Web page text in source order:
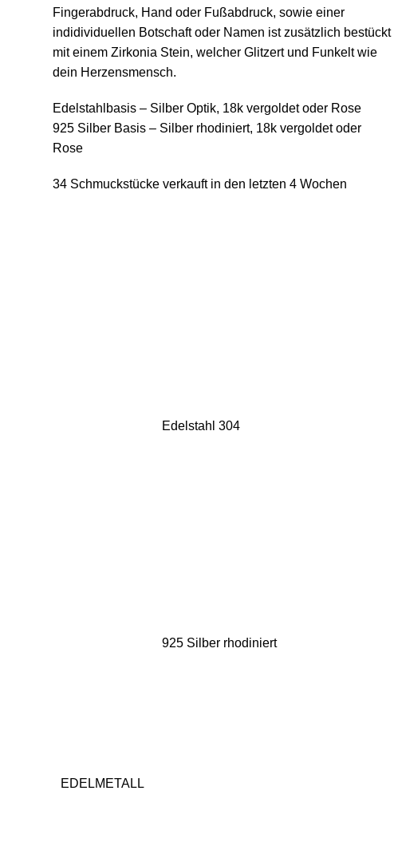
Fingerabdruck, Hand oder Fußabdruck, sowie einer
indidividuellen Botschaft oder Namen ist zusätzlich bestückt
mit einem Zirkonia Stein, welcher Glitzert und Funkelt wie
dein Herzensmensch.
Edelstahlbasis – Silber Optik, 18k vergoldet oder Rose
925 Silber Basis – Silber rhodiniert, 18k vergoldet oder
Rose
34 Schmuckstücke verkauft in den letzten 4 Wochen
EDELMETALL
Edelstahl 304
925 Silber rhodiniert